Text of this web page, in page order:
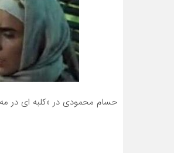
حسام محمودی در «کلبه ای در